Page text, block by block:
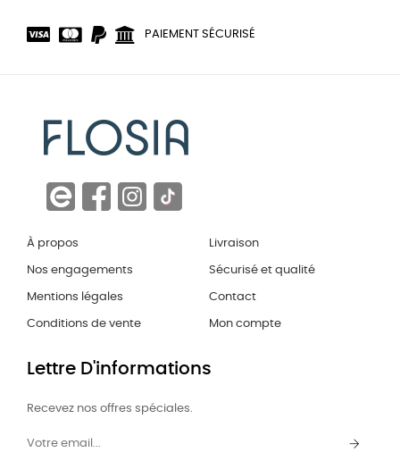
PAIEMENT SÉCURISÉ
À propos
Nos engagements
Mentions légales
Conditions de vente
Livraison
Sécurisé et qualité
Contact
Mon compte
Lettre D'informations
Recevez nos offres spéciales.